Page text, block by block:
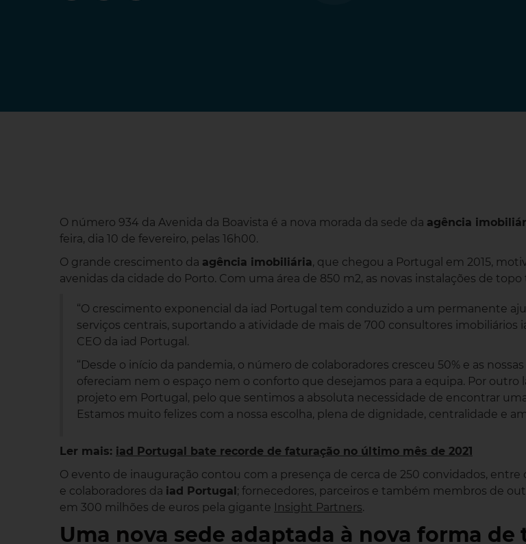
O número 934 da Avenida da Boavista é a nova morada da sede da agência
feira, dia 10 de fevereiro, pelas 16h00.
O grande crescimento da agência imobiliária, que chegou a Portugal em 2015,
avenidas da cidade do Porto. Com uma área de 850 m2, as novas instalações de
“O crescimento exponencial da iad Portugal tem conduzido a um permanente
serviços centrais, suportando a atividade de mais de 700 consultores imobiliários
CEO da iad Portugal.
“Desde o início da pandemia, o número de colaboradores cresceu 50% e as
ofereciam nem o espaço nem o conforto que desejamos para a equipa. Por outro
projeto em Portugal, pelo que sentimos a absoluta necessidade de encontrar
Estamos muito felizes com a nossa escolha, plena de dignidade, centralidade e
Ler mais: iad Portugal bate recorde de faturação no último mês de 2021
O evento de inauguração contou com a presença de cerca de 250 convidados,
e colaboradores da iad Portugal; fornecedores, parceiros e também membros de
em 300 milhões de euros pela gigante Insight Partners.
Uma nova sede adaptada à nova forma